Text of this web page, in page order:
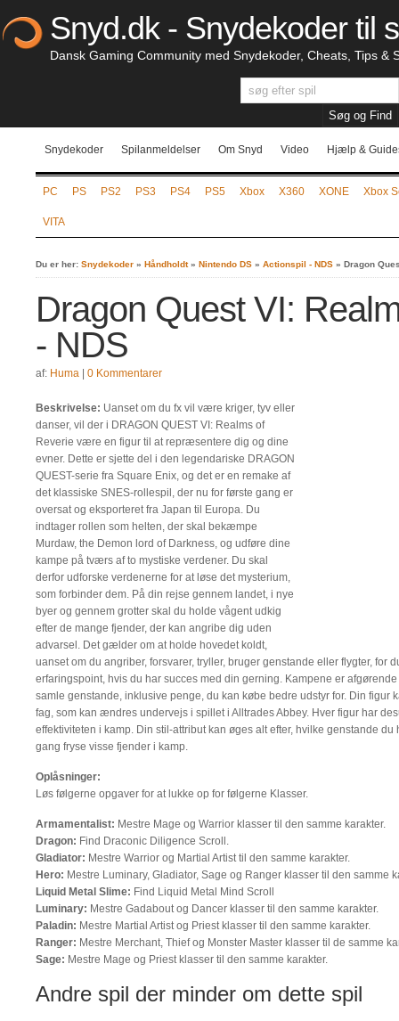
Snyd.dk - Snydekoder til
Dansk Gaming Community med Snydekoder, Cheats, Tips &
Snydekoder Spilanmeldelser Om Snyd Video Hjælp &
PC PS PS2 PS3 PS4 PS5 Xbox X360 XONE Xbox
VITA
Du er her: Snydekoder » Håndholdt» Nintendo DS » Actionspil - NDS » Dragon
Dragon Quest VI:
- NDS
af: Huma 0 Kommentarer
Beskrivelse: Uanset om du fx vil være kriger, tyv eller
danser, vil der i DRAGON QUEST VI: Realms of
Reverie være en figur til at repræsentere dig og dine
evner. Dette er sjette del i den legendariske DRAGON
QUEST-serie fra Square Enix, og det er en remake af
det klassiske SNES-rollespil, der nu for første gang er
oversat og eksporteret fra Japan til Europa. Du
indtager rollen som helten, der skal bekæmpe
Murdaw, the Demon lord of Darkness, og udføre dine
kampe på tværs af to mystiske verdener. Du skal
derfor udforske verdenerne for at løse det mysterium,
som forbinder dem. På din rejse gennem landet, i nye
byer og gennem grotter skal du holde vågent udkig
efter de mange fjender, der kan angribe dig uden
advarsel. Det gælder om at holde hovedet koldt,
uanset om du angriber, forsvarer, tryller, bruger genstande eller flygter, for
erfaringspoint, hvis du har succes med din gerning. Kampene er
samle genstande, inklusive penge, du kan købe bedre udstyr for. Din
fag, som kan ændres undervejs i spillet i Alltrades Abbey. Hver figur har
effektiviteten i kamp. Din stil-attribut kan øges alt efter, hvilke genstande
gang fryse visse fjender i kamp.
Oplåsninger:
Løs følgerne opgaver for at lukke op for følgerne Klasser.
Armamentalist: Mestre Mage og Warrior klasser til den samme karakter.
Dragon: Find Draconic Diligence Scroll.
Gladiator: Mestre Warrior og Martial Artist til den samme karakter.
Hero: Mestre Luminary, Gladiator, Sage og Ranger klasser til den samme
Liquid Metal Slime: Find Liquid Metal Mind Scroll
Luminary: Mestre Gadabout og Dancer klasser til den samme karakter.
Paladin: Mestre Martial Artist og Priest klasser til den samme karakter.
Ranger: Mestre Merchant, Thief og Monster Master klasser til de samme
Sage: Mestre Mage og Priest klasser til den samme karakter.
Andre spil der minder om dette spil